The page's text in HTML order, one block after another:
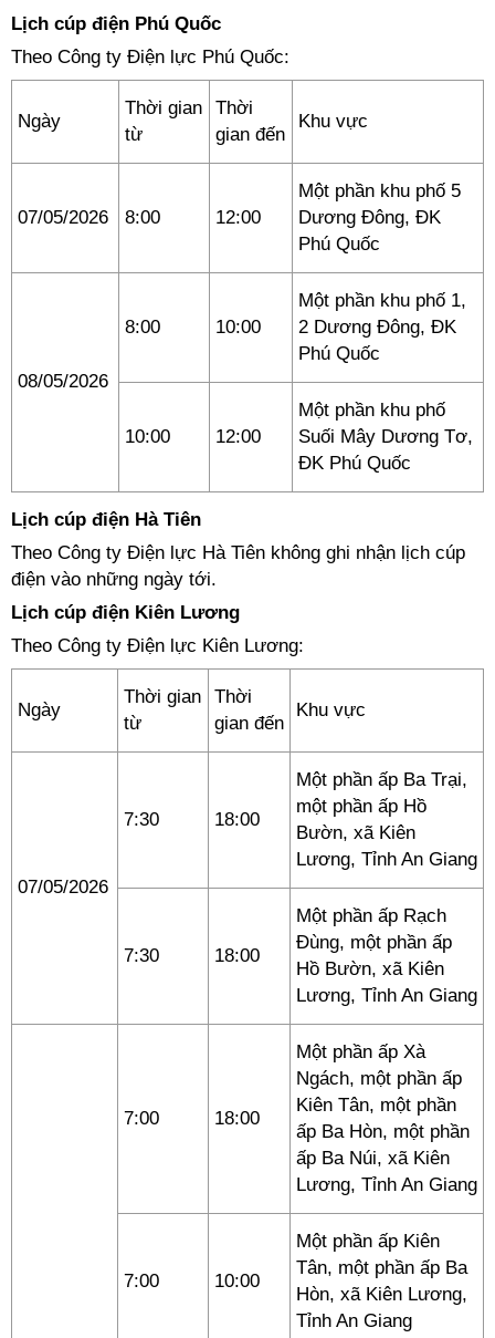
Lịch cúp điện Phú Quốc
Theo Công ty Điện lực Phú Quốc:
Ngày
Thời gian
từ
Thời
gian đến
Khu vực
07/05/2026 8:00 12:00
Một phần khu phố 5
Dương Đông, ĐK
Phú Quốc
08/05/2026
8:00 10:00
Một phần khu phố 1,
2 Dương Đông, ĐK
Phú Quốc
10:00 12:00
Một phần khu phố
Suối Mây Dương Tơ,
ĐK Phú Quốc
Lịch cúp điện Hà Tiên
Theo Công ty Điện lực Hà Tiên không ghi nhận lịch cúp
điện vào những ngày tới.
Lịch cúp điện Kiên Lương
Theo Công ty Điện lực Kiên Lương:
Ngày
Thời gian
từ
Thời
gian đến
Khu vực
07/05/2026
7:30 18:00
Một phần ấp Ba Trại,
một phần ấp Hồ
Bườn, xã Kiên
Lương, Tỉnh An Giang
7:30 18:00
Một phần ấp Rạch
Đùng, một phần ấp
Hồ Bườn, xã Kiên
Lương, Tỉnh An Giang
7:00 18:00
Một phần ấp Xà
Ngách, một phần ấp
Kiên Tân, một phần
ấp Ba Hòn, một phần
ấp Ba Núi, xã Kiên
Lương, Tỉnh An Giang
7:00 10:00
Một phần ấp Kiên
Tân, một phần ấp Ba
Hòn, xã Kiên Lương,
Tỉnh An Giang